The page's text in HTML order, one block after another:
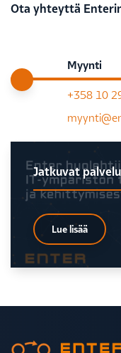
Ota yhteyttä
Myynti
+358 10
Jatkuvat
Lue lisää